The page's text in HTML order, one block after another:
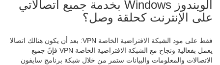
الويندوز Windows بخدمة جميع اتصالاتي
على الإنترنت كحلقة وصل؟
فقط على مود الشبكة الافتراضية الخاصة VPN: بعد أن يكون هنالك اتصالا
يعمل بفعالية ونجاح مع الشبكة الافتراضية الخاصة VPN فإنً جميع
الاتصالات والمعلومات والبيانات ستمر من خلال شبكة برنامج سايفون